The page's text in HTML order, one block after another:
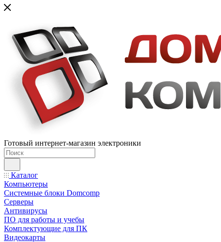
Готовый интернет-магазин электроники
Каталог
Компьютеры
Системные блоки Domcomp
Серверы
Антивирусы
ПО для работы и учебы
Комплектующие для ПК
Видеокарты